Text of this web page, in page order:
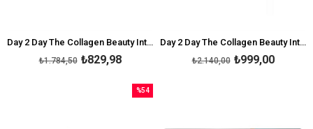
Day 2 Day The Collagen Beauty Intense Ananas Aromalı 30 Saşe
₺829,98
₺1.784,50
Day 2 Day The Collagen Beauty Intense 30 Saşe
₺999,00
₺2.140,00
%54